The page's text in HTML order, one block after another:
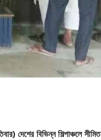
দেশের বিভিন্ন শিল্পাঞ্চলে সীমিত